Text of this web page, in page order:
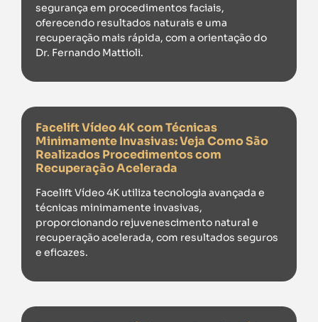
segurança em procedimentos faciais,
oferecendo resultados naturais e uma
recuperação mais rápida, com a orientação do
Dr. Fernando Mattioli.
Facelift Vídeo 4K com Técnicas
Minimamente Invasivas: Veja Como São
Realizados Procedimentos com
Recuperação Acelerada
Facelift Vídeo 4K utiliza tecnologia avançada e
técnicas minimamente invasivas,
proporcionando rejuvenescimento natural e
recuperação acelerada, com resultados seguros
e eficazes.